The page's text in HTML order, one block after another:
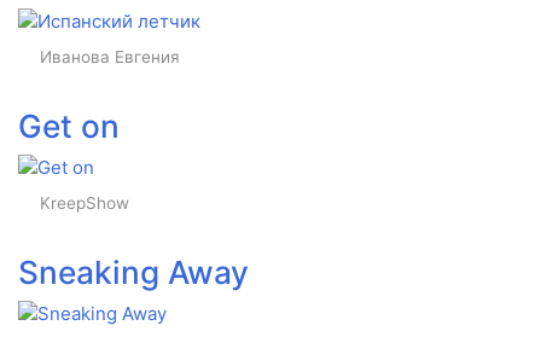
Иванова Евгения
Get on
KreepShow
Sneaking Away